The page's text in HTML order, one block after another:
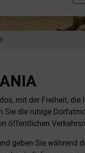
mit der Freiheit,
Sie die ruhige
öffentlichen
geben Sie während